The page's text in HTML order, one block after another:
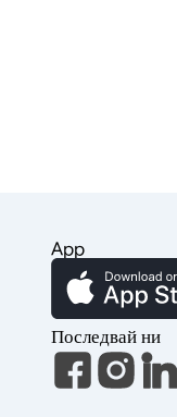
App
Последвай ни